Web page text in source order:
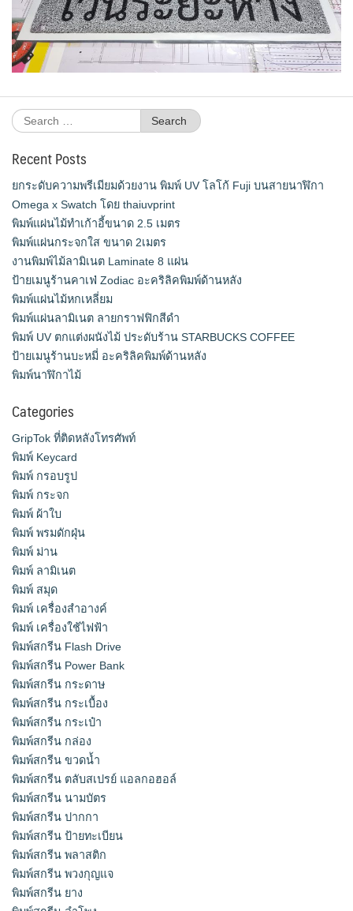
Search
for:
Recent Posts
ยกระดับความพรีเมียมด้วยงาน พิมพ์ UV โลโก้ Fuji บนสายนาฬิกา
Omega x Swatch โดย thaiuvprint
พิมพ์แผ่นไม้ทำเก้าอี้ขนาด 2.5 เมตร
พิมพ์แผ่นกระจกใส ขนาด 2เมตร
งานพิมพ์ไม้ลามิเนต Laminate 8 แผ่น
ป้ายเมนูร้านคาเฟ่ Zodiac อะคริลิคพิมพ์ด้านหลัง
พิมพ์แผ่นไม้หกเหลี่ยม
พิมพ์แผ่นลามิเนต ลายกราฟฟิกสีดำ
พิมพ์ UV ตกแต่งผนังไม้ ประดับร้าน STARBUCKS COFFEE
ป้ายเมนูร้านบะหมี่ อะคริลิคพิมพ์ด้านหลัง
พิมพ์นาฬิกาไม้
Categories
GripTok ที่ติดหลังโทรศัพท์
พิมพ์ Keycard
พิมพ์ กรอบรูป
พิมพ์ กระจก
พิมพ์ ผ้าใบ
พิมพ์ พรมดักฝุ่น
พิมพ์ ม่าน
พิมพ์ ลามิเนต
พิมพ์ สมุด
พิมพ์ เครื่องสําอางค์
พิมพ์ เครื่องใช้ไฟฟ้า
พิมพ์สกรีน Flash Drive
พิมพ์สกรีน Power Bank
พิมพ์สกรีน กระดาษ
พิมพ์สกรีน กระเบื้อง
พิมพ์สกรีน กระเป๋า
พิมพ์สกรีน กล่อง
พิมพ์สกรีน ขวดน้ำ
พิมพ์สกรีน ตลับสเปรย์ แอลกอฮอล์
พิมพ์สกรีน นามบัตร
พิมพ์สกรีน ปากกา
พิมพ์สกรีน ป้ายทะเบียน
พิมพ์สกรีน พลาสติก
พิมพ์สกรีน พวงกุญแจ
พิมพ์สกรีน ยาง